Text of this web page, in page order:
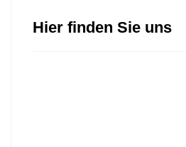
Hier finden Sie uns